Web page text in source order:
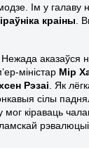
Ім у галаву
краіны .
аказаўся
міністар Мір
Рэзаі . Як
сілы
кіраваць